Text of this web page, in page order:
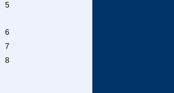
5
6
7
8